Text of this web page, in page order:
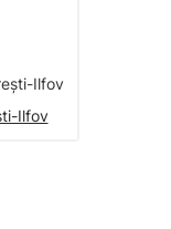
Ilfov
Ilfov